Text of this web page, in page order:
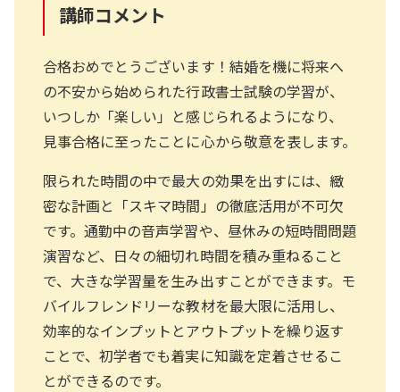
講師コメント
合格おめでとうございます！結婚を機に将来へ
の不安から始められた行政書士試験の学習が、
いつしか「楽しい」と感じられるようになり、
見事合格に至ったことに心から敬意を表します。
限られた時間の中で最大の効果を出すには、緻
密な計画と「スキマ時間」の徹底活用が不可欠
です。通勤中の音声学習や、昼休みの短時間問題
演習など、日々の細切れ時間を積み重ねること
で、大きな学習量を生み出すことができます。モ
バイルフレンドリーな教材を最大限に活用し、
効率的なインプットとアウトプットを繰り返す
ことで、初学者でも着実に知識を定着させるこ
とができるのです。